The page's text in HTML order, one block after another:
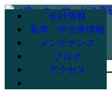
078-947-3265
会社情報
新車・中古車情報
メンテナンス
ブログ
アクセス